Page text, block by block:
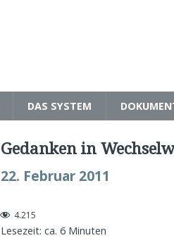
DAS SYSTEM
Gedanken in
22. Februar 2011
4.215
Lesezeit: ca. 6 Minuten